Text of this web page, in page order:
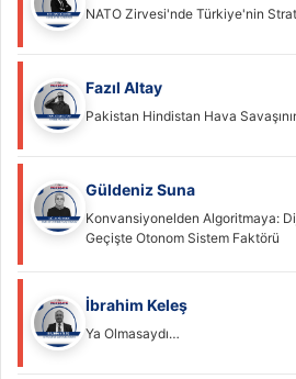
NATO Zirvesi'nde Türkiye'nin
Fazıl Altay
Pakistan Hindistan Hava
Güldeniz Suna
Konvansiyonelden Algoritmaya:
Geçişte Otonom Sistem Faktörü
İbrahim Keleş
Ya Olmasaydı…